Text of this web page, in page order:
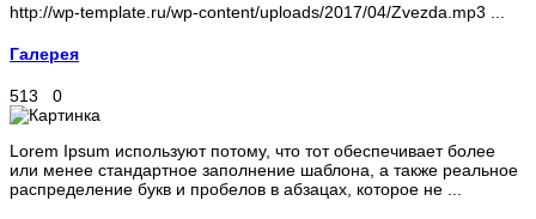
http://wp-template.ru/wp-content/uploads/2017/04/Zvezda.mp3 ...
Галерея
513 0
Lorem Ipsum используют потому, что тот обеспечивает более
или менее стандартное заполнение шаблона, а также реальное
распределение букв и пробелов в абзацах, которое не ...